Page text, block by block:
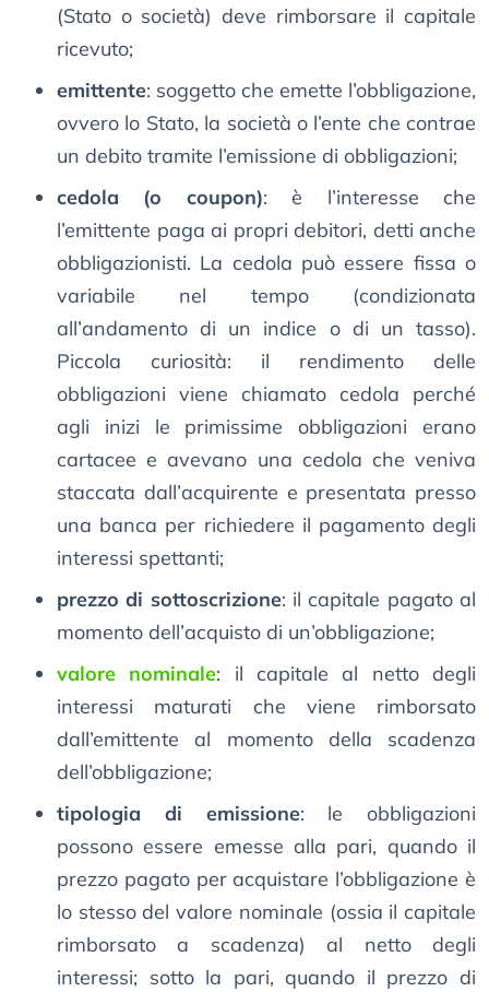
(Stato o società) deve rimborsare il capitale
ricevuto;
emittente: soggetto che emette l’obbligazione,
ovvero lo Stato, la società o l’ente che contrae
un debito tramite l’emissione di obbligazioni;
cedola (o coupon): è l’interesse che
l’emittente paga ai propri debitori, detti anche
obbligazionisti. La cedola può essere fissa o
variabile nel tempo (condizionata
all’andamento di un indice o di un tasso).
Piccola curiosità: il rendimento delle
obbligazioni viene chiamato cedola perché
agli inizi le primissime obbligazioni erano
cartacee e avevano una cedola che veniva
staccata dall’acquirente e presentata presso
una banca per richiedere il pagamento degli
interessi spettanti;
prezzo di sottoscrizione: il capitale pagato al
momento dell’acquisto di un’obbligazione;
valore nominale: il capitale al netto degli
interessi maturati che viene rimborsato
dall’emittente al momento della scadenza
dell’obbligazione;
tipologia di emissione: le obbligazioni
possono essere emesse alla pari, quando il
prezzo pagato per acquistare l’obbligazione è
lo stesso del valore nominale (ossia il capitale
rimborsato a scadenza) al netto degli
interessi; sotto la pari, quando il prezzo di